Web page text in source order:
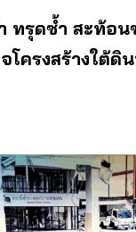
ทรุดซ้ำ สะท้อน
โครงสร้างใต้ดิ